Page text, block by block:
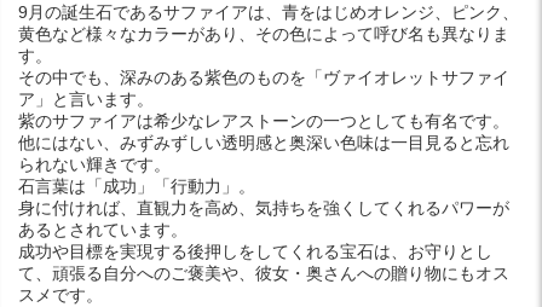
9月の誕生石であるサファイアは、青をはじめオレンジ、ピンク、
黄色など様々なカラーがあり、その色によって呼び名も異なりま
す。
その中でも、深みのある紫色のものを「ヴァイオレットサファイ
ア」と言います。
紫のサファイアは希少なレアストーンの一つとしても有名です。
他にはない、みずみずしい透明感と奥深い色味は一目見ると忘れ
られない輝きです。
石言葉は「成功」「行動力」。
身に付ければ、直観力を高め、気持ちを強くしてくれるパワーが
あるとされています。
成功や目標を実現する後押しをしてくれる宝石は、お守りとし
て、頑張る自分へのご褒美や、彼女・奥さんへの贈り物にもオス
スメです。